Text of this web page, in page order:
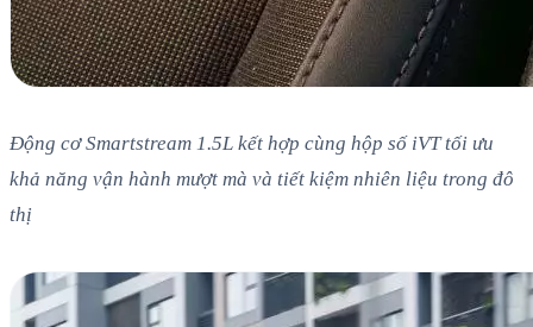
Động cơ Smartstream 1.5L kết hợp cùng hộp số iVT tối ưu
khả năng vận hành mượt mà và tiết kiệm nhiên liệu trong đô
thị